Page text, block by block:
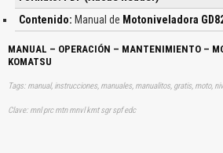
Contenido: Manual de Motoniveladora
MANUAL – OPERACIÓN – MANTENIMIENTO –
KOMATSU
Clave: mnl prc mtn mnvl kmt sgr spf edc